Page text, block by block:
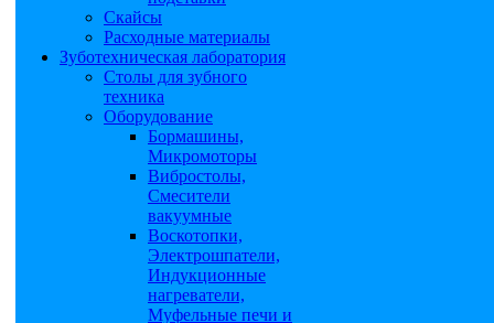
Скайсы
Расходные материалы
Зуботехническая лаборатория
Столы для зубного
техника
Оборудование
Бормашины,
Микромоторы
Вибростолы,
Смесители
вакуумные
Воскотопки,
Электрошпатели,
Индукционные
нагреватели,
Муфельные печи и